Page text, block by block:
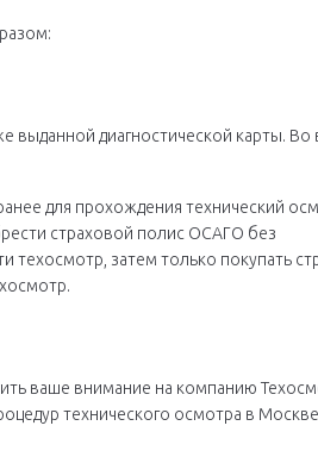
диагностической карты. Во
для прохождения технический
страховой полис ОСАГО без
техосмотр, затем только покупать
ваше внимание на компанию
технического осмотра в